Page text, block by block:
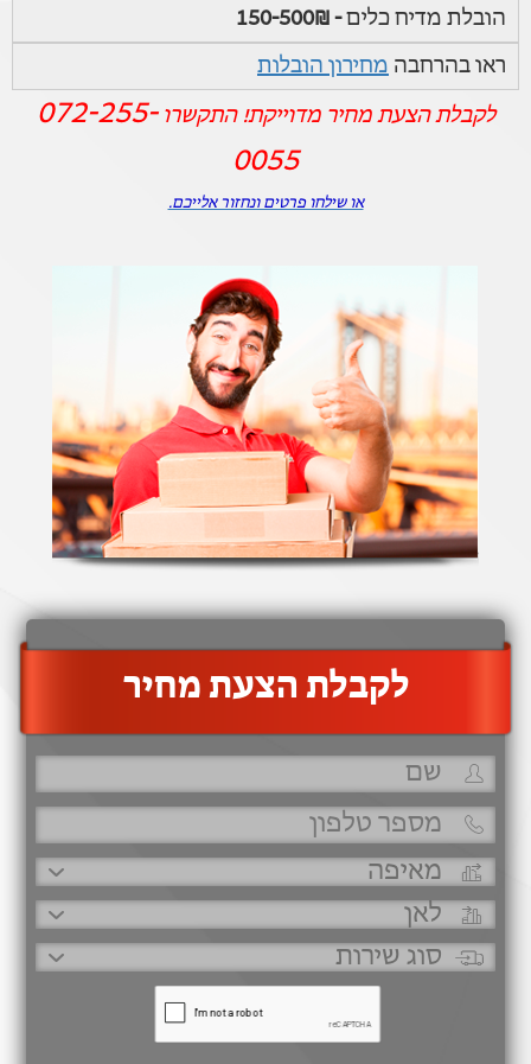
הובלת מדיח כלים- 150-500₪
ראו בהרחבה מחירון הובלות
לקבלת הצעת מחיר מדוייקת! התקשרו072-255-
0055
או שילחו פרטים ונחזור אלייכם.
‫לקבלת הצעת מחיר